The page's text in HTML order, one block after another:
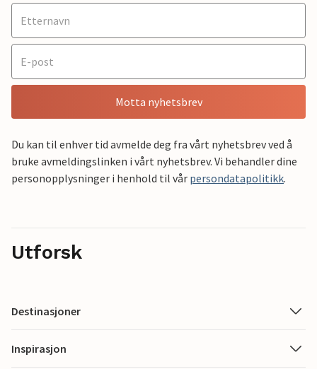
Motta nyhetsbrev
Du kan til enhver tid avmelde deg fra vårt nyhetsbrev ved å
bruke avmeldingslinken i vårt nyhetsbrev. Vi behandler dine
personopplysninger i henhold til vår persondatapolitikk.
Utforsk
Destinasjoner
Inspirasjon